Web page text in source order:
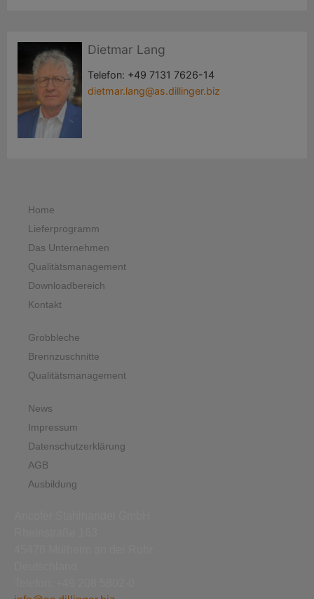
Dietmar Lang
Telefon: +49 7131 7626-14
dietmar.lang@as.dillinger.biz
Home
Lieferprogramm
Das Unternehmen
Qualitätsmanagement
Downloadbereich
Kontakt
Grobbleche
Brennzuschnitte
Qualitätsmanagement
News
Impressum
Datenschutzerklärung
AGB
Ausbildung